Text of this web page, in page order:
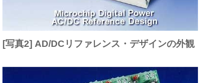
[写真2] AD/DCリファレンス・デザインの外観